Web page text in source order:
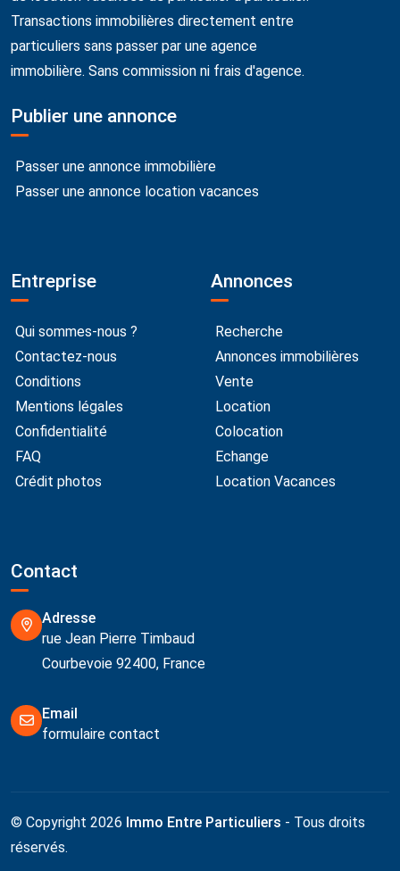
Transactions immobilières directement entre
particuliers sans passer par une agence
immobilière. Sans commission ni frais d'agence.
Publier une annonce
Passer une annonce immobilière
Passer une annonce location vacances
Entreprise
Qui sommes-nous ?
Contactez-nous
Conditions
Mentions légales
Confidentialité
FAQ
Crédit photos
Annonces
Recherche
Annonces immobilières
Vente
Location
Colocation
Echange
Location Vacances
Contact
Adresse
rue Jean Pierre Timbaud
Courbevoie 92400, France
Email
formulaire contact
© Copyright 2026 Immo Entre Particuliers - Tous droits
réservés.